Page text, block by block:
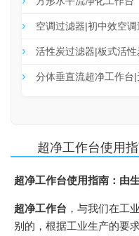
空调过滤器|初中效空调
活性炭过滤器|板式活性
分体垂直流超净工作台|
超净工作台使用
超净工作台使用指南：由
超净工作台 ，与我们在工
别的，根据工业生产的要